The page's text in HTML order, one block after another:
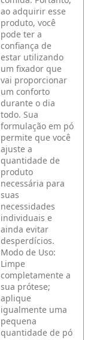
ao adquirir esse
produto, você
pode ter a
confiança de
estar utilizando
um fixador que
vai proporcionar
um conforto
durante o dia
todo. Sua
formulação em pó
permite que você
ajuste a
quantidade de
produto
necessária para
suas
necessidades
individuais e
ainda evitar
desperdícios.
Modo de Uso:
Limpe
completamente a
sua prótese;
aplique
igualmente uma
pequena
quantidade de pó